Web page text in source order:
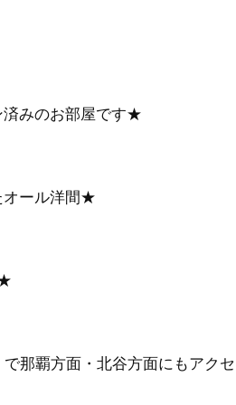
済みのお部屋です★
オール洋間★
で那覇方面・北谷方面にもアク